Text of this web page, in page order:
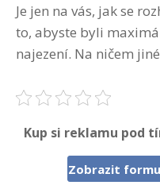
Je jen na vás, jak se
to, abyste byli
najezení. Na ničem
Kup si reklamu pod
Zobrazit